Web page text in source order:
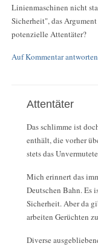
Linienmaschinen nicht
Sicherheit", das
potenzielle Attentäter?
Auf Kommentar antworten
Attentäter
Das schlimme ist
enthält, die vorher
stets das
Mich erinnert das
Deutschen Bahn. Es
Sicherheit. Aber da
arbeiten Gerüchten
Diverse